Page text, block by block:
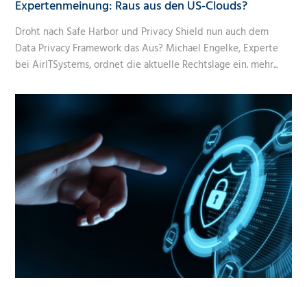
Expertenmeinung: Raus aus den US-Clouds?
Droht nach Safe Harbor und Privacy Shield nun auch dem
Data Privacy Framework das Aus? Michael Engelke, Experte
bei AirITSystems, ordnet die aktuelle Rechtslage ein. mehr...